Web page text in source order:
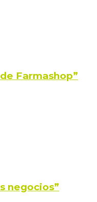
Farmashop”
negocios”